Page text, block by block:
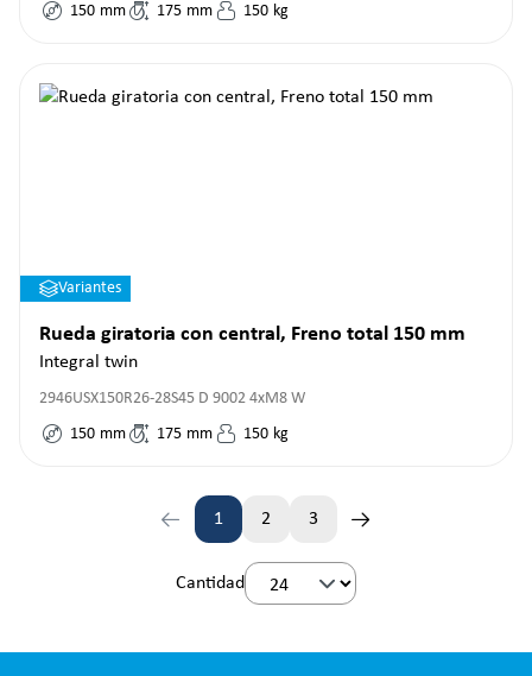
150 mm 175 mm 150 kg
Variantes
Rueda giratoria con central, Freno total 150 mm
Integral twin
2946USX150R26-28S45 D 9002 4xM8 W
150 mm 175 mm 150 kg
Página
1 2
Página
3
Cantidad